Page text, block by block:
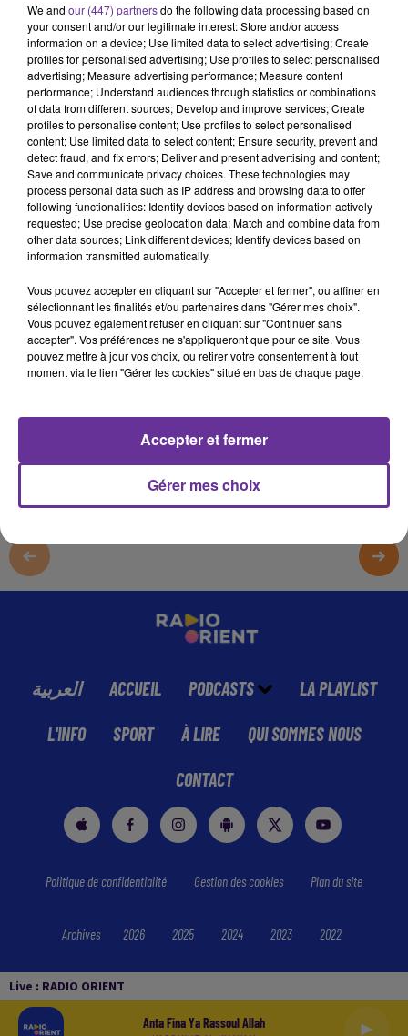
Live : RADIO ORIENT
Anta Fina Ya Rassoul Allah
SPORT SANS FRONTIERE 9 10 2025_
9 octobre 2025 - 1 sec
SPORT SANS FRONTIERE 9 10 2025_
omar
SPORT SANS FRONTIERE 9 10 2025_
SPORT SANS FRONTIERE 9 10 2025_
0:00 1 sec
العربية ACCUEIL PODCASTS LA PLAYLIST
L'INFO SPORT À LIRE QUI SOMMES NOUS
CONTACT
Politique de confidentialité Gestion des cookies Plan du site
Archives 2026 2025 2024 2023 2022
We and our (447) partnersdo the following data processing based on
your consent and/or our legitimate interest: Store and/or access
information on a device; Use limited data to select advertising; Create
profiles for personalised advertising; Use profiles to select personalised
advertising; Measure advertising performance; Measure content
performance; Understand audiences through statistics or combinations
of data from different sources; Develop and improve services; Create
profiles to personalise content; Use profiles to select personalised
content; Use limited data to select content; Ensure security, prevent and
detect fraud, and fix errors; Deliver and present advertising and content;
Save and communicate privacy choices. These technologies may
process personal data such as IP address and browsing data to offer
following functionalities: Identify devices based on information actively
requested; Use precise geolocation data; Match and combine data from
other data sources; Link different devices; Identify devices based on
information transmitted automatically.
Vous pouvez accepter en cliquant sur "Accepter et fermer", ou affiner en
sélectionnant les finalités et/ou partenaires dans "Gérer mes choix".
Vous pouvez également refuser en cliquant sur "Continuer sans
accepter". Vos préférences ne s'appliqueront que pour ce site. Vous
pouvez mettre à jour vos choix, ou retirer votre consentement à tout
moment via le lien "Gérer les cookies" situé en bas de chaque page.
Gérer mes choix
Accepter et fermer